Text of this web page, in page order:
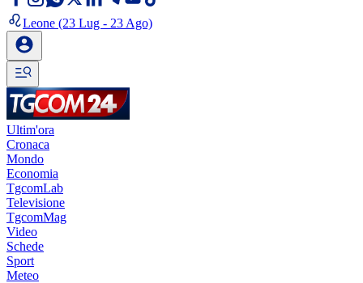
Leone (23 Lug - 23 Ago)
Ultim'ora
Cronaca
Mondo
Economia
TgcomLab
Televisione
TgcomMag
Video
Schede
Sport
Meteo